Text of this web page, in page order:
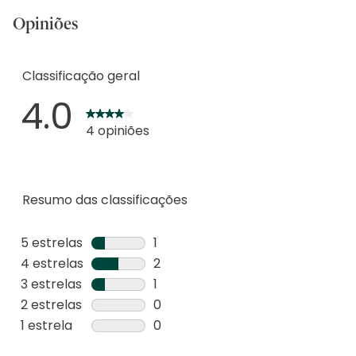
Opiniões
Resumo das classificações
5 estrelas estrelas
1
1
análise
com
5
4 estrelas estrelas
2
2
análises
com
3 estrelas estrelas
1
1
análise
2 estrelas estrelas
0
0
1 estrela estrelas
0
Classificação geral
4.0 4 opiniões